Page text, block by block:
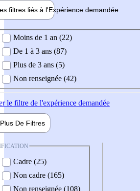
filtres liés à l'Expérience demandée
demandée
Moins de 1 an (22)
De 1 à 3 ans (87)
Plus de 3 ans (5)
Non renseignée (42)
le filtre de l'expérience demandée
Plus De Filtres
Cadre (25)
Non cadre (165)
Non renseignée (108)